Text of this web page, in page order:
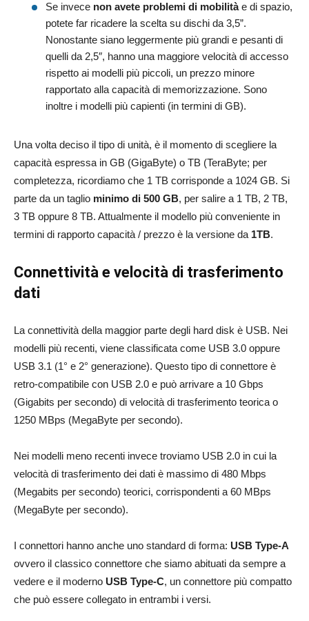
Se invece non avete problemi di mobilitàe di spazio,
potete far ricadere la scelta su dischi da 3,5”.
Nonostante siano leggermente più grandi e pesanti di
quelli da 2,5″, hanno una maggiore velocità di accesso
rispetto ai modelli più piccoli, un prezzo minore
rapportato alla capacità di memorizzazione. Sono
inoltre i modelli più capienti (in termini di GB).
Una volta deciso il tipo di unità, è il momento di scegliere la
capacità espressa in GB (GigaByte) o TB (TeraByte; per
completezza, ricordiamo che 1 TB corrisponde a 1024 GB. Si
parte da un taglio minimo di 500 GB, per salire a 1 TB, 2 TB,
3 TB oppure 8 TB. Attualmente il modello più conveniente in
termini di rapporto capacità / prezzo è la versione da 1TB.
Connettività e velocità di trasferimento
dati
La connettività della maggior parte degli hard disk è USB. Nei
modelli più recenti, viene classificata come USB 3.0 oppure
USB 3.1 (1° e 2° generazione). Questo tipo di connettore è
retro-compatibile con USB 2.0 e può arrivare a 10 Gbps
(Gigabits per secondo) di velocità di trasferimento teorica o
1250 MBps (MegaByte per secondo).
Nei modelli meno recenti invece troviamo USB 2.0 in cui la
velocità di trasferimento dei dati è massimo di 480 Mbps
(Megabits per secondo) teorici, corrispondenti a 60 MBps
(MegaByte per secondo).
I connettori hanno anche uno standard di forma: USB Type-A
ovvero il classico connettore che siamo abituati da sempre a
vedere e il moderno USB Type-C, un connettore più compatto
che può essere collegato in entrambi i versi.